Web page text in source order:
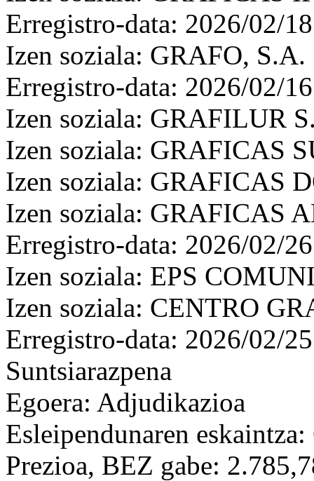
Erregistro-data: 2026/02/18
Izen soziala: GRAFO, S.A.
Erregistro-data: 2026/02/16
Izen soziala: GRAFILUR
Izen soziala: GRAFICAS
Izen soziala: GRAFICAS
Izen soziala: GRAFICAS
Erregistro-data: 2026/02/26
Izen soziala: EPS
Izen soziala: CENTRO
Erregistro-data: 2026/02/25
Suntsiarazpena
Egoera: Adjudikazioa
Esleipendunaren
Prezioa, BEZ gabe: